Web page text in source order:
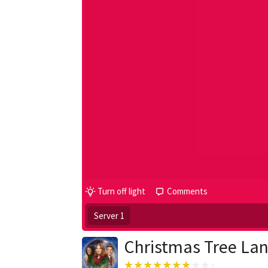
Turn off light Comments
Server 1
Christmas Tree